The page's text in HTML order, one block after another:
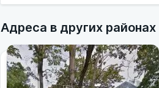
Адреса в других районах